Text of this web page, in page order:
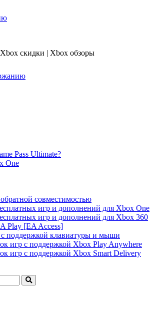
скидки | Xbox обзоры
Pass Ultimate?
One
совместимостью
игр и дополнений для Xbox One
игр и дополнений для Xbox 360
Play [EA Access]
поддержкой клавиатуры и мыши
игр с поддержкой Xbox Play Anywhere
игр с поддержкой Xbox Smart Delivery